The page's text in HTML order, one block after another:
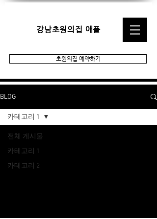
강남초원의집 애플
초원의집 예약하기
BLOG
전체 게시물
카테고리 1
카테고리 2
카테고리 1
게시되어 있는 게시물이